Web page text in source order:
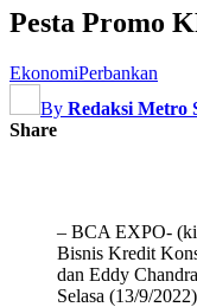
Pesta Promo
EkonomiPerbankan
By Redaksi Metro
Share
– BCA EXPO-
Bisnis Kredit
dan Eddy
Selasa (13/9/